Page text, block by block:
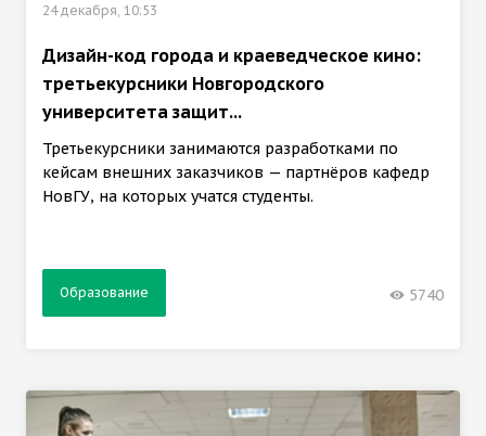
24 декабря, 10:53
Дизайн-код города и краеведческое кино:
третьекурсники Новгородского
университета защит...
Третьекурсники занимаются разработками по
кейсам внешних заказчиков — партнёров кафедр
НовГУ, на которых учатся студенты.
Образование 5740